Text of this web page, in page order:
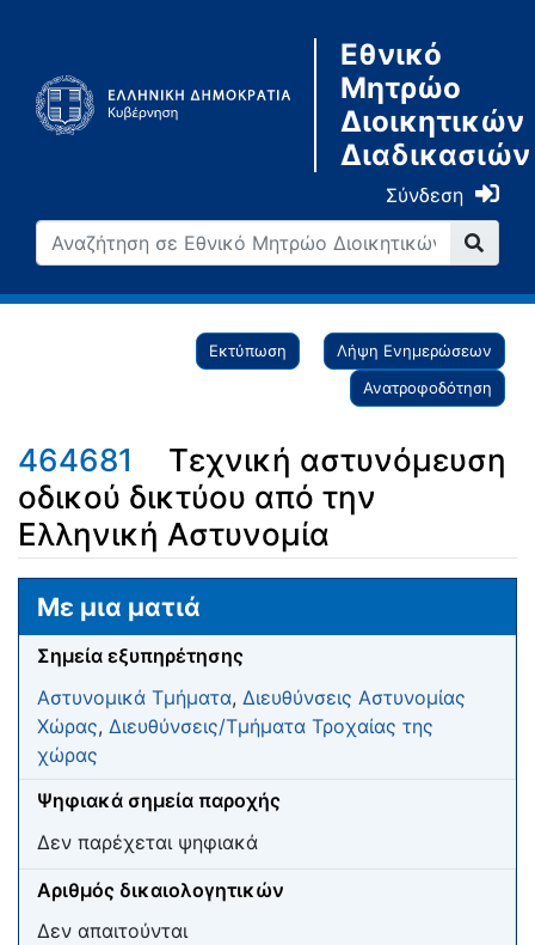
Εθνικό
Μητρώο
Διοικητικών
Διαδικασιών
Σύνδεση
Εκτύπωση
Λήψη Ενημερώσεων
Ανατροφοδότηση
464681
Τεχνική αστυνόμευση
οδικού δικτύου από την
Ελληνική Αστυνομία
Μετάβαση σε: πλοήγηση
Με μια ματιά
Σημεία εξυπηρέτησης
Αστυνομικά Τμήματα, Διευθύνσεις Αστυνομίας
Χώρας, Διευθύνσεις/Τμήματα Τροχαίας της
χώρας
Ψηφιακά σημεία παροχής
Δεν παρέχεται ψηφιακά
Αριθμός δικαιολογητικών
Δεν απαιτούνται